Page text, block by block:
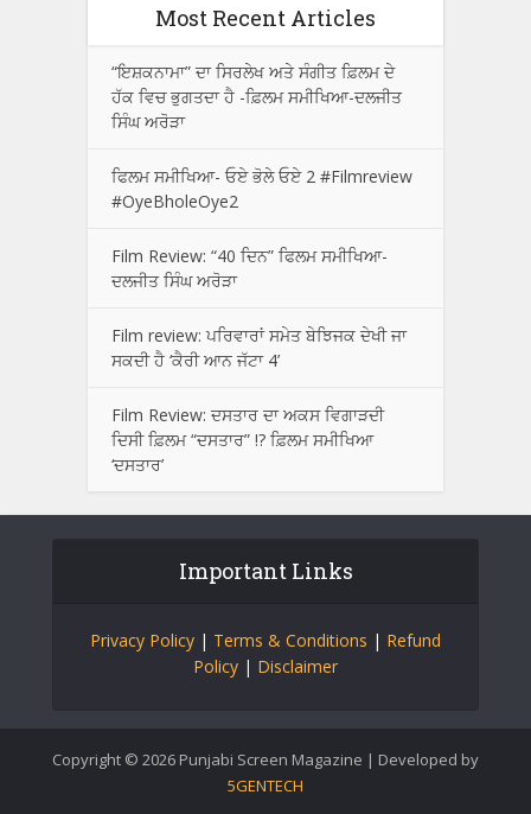
Most Recent Articles
“ਇਸ਼ਕਨਾਮਾ” ਦਾ ਸਿਰਲੇਖ ਅਤੇ ਸੰਗੀਤ ਫ਼ਿਲਮ ਦੇ
ਹੱਕ ਵਿਚ ਭੁਗਤਦਾ ਹੈ -ਫ਼ਿਲਮ ਸਮੀਖਿਆ-ਦਲਜੀਤ
ਸਿੰਘ ਅਰੋੜਾ
ਫਿਲਮ ਸਮੀਖਿਆ- ਓਏ ਭੋਲੇ ਓਏ 2 #Filmreview
#OyeBholeOye2
Film Review: “40 ਦਿਨ” ਫਿਲਮ ਸਮੀਖਿਆ-
ਦਲਜੀਤ ਸਿੰਘ ਅਰੋੜਾ
Film review: ਪਰਿਵਾਰਾਂ ਸਮੇਤ ਬੇਝਿਜਕ ਦੇਖੀ ਜਾ
ਸਕਦੀ ਹੈ ‘ਕੈਰੀ ਆਨ ਜੱਟਾ 4’
Film Review: ਦਸਤਾਰ ਦਾ ਅਕਸ ਵਿਗਾੜਦੀ
ਦਿਸੀ ਫ਼ਿਲਮ “ਦਸਤਾਰ” !? ਫ਼ਿਲਮ ਸਮੀਖਿਆ
‘ਦਸਤਾਰ’
Important Links
Privacy Policy | Terms & Conditions | Refund
Policy | Disclaimer
Copyright © 2026 Punjabi Screen Magazine | Developed by
5GENTECH